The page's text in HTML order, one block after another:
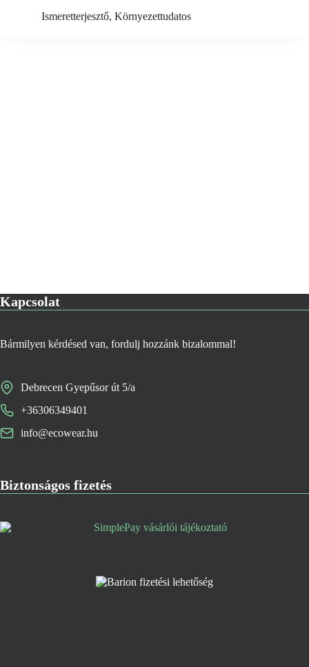
Ismeretterjesztő, Környezettudatos
Kapcsolat
Bármilyen kérdésed van, fordulj hozzánk bizalommal!
Debrecen Gyepűsor út 5/a
+36306349401
info@ecowear.hu
Biztonságos fizetés